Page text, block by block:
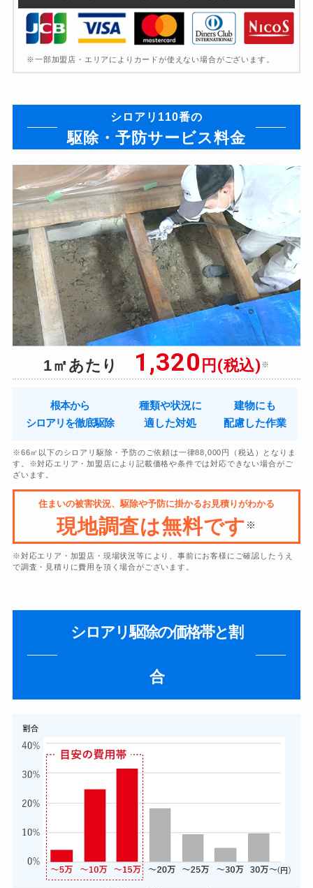
※一部加盟店・エリアによりカードが使えない場合がございます。
シロアリ110番の
駆除・予防サービス料金
1㎡あたり 1,320円(税込)※
根本から
シロアリを徹底駆除
種類や状況に
適した対処
建物にも
配慮した作業
※66㎡以下のシロアリ駆除・予防のご依頼は一律88,000円（税込）となりま
す。※対応エリア・加盟店により記載価格や条件では対応できない場合がご
ざいます。
住まいの被害状況、駆除や予防に掛かるお見積りがわかる
現地調査は無料です ※
※対応エリア・加盟店・現場状況等により、事前にお客様にご確認したうえ
で調査・見積りに費用を頂く場合がございます。
シロアリ駆除の価格帯と割
合